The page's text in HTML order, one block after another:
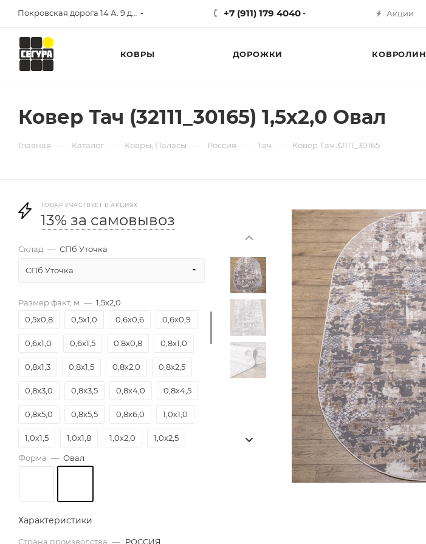
+7 (911) 179 4040 Акции
КОВРЫ ДОРОЖКИ КОВРОЛИН
Ковер Тач (32111_30165) 1,5х2,0 Овал
Главная — Каталог — Ковры, Паласы — Россия — Тач — Ковер Тач 32111_30165
ТОВАР УЧАСТВУЕТ В АКЦИЯХ
13% за самовывоз
Склад — СПб Уточка
СПб Уточка
Размер факт, м — 1,5х2,0
0,5х0,8
0,5х1,0 0,6х0,6 0,6х0,9
0,6х1,0 0,6х1,5 0,8х0,8 0,8х1,0
0,8х1,3 0,8х1,5 0,8х2,0 0,8х2,5
0,8х3,0 0,8х3,5 0,8х4,0 0,8х4,5
0,8х5,0 0,8х5,5 0,8х6,0 1,0х1,0
1,0х1,5 1,0х1,8 1,0х2,0 1,0х2,5
1,0х3,0 1,0х3,5
Форма — Овал
Характеристики
Страна производства — РОССИЯ